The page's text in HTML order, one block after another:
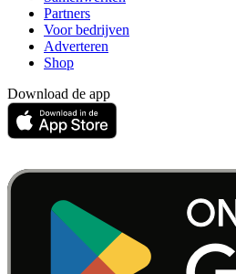
Partners
Voor bedrijven
Adverteren
Shop
Download de app